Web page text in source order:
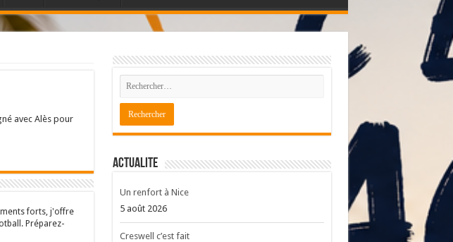
avec Alès pour
forts, j'offre
Préparez-
ACTUALITE
Un renfort à Nice
5 août 2026
Creswell c’est fait